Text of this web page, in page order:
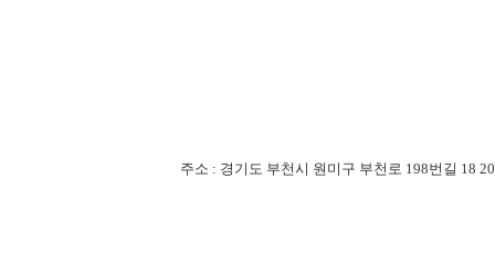
주소 : 경기도 부천시 원미구 부천로 198번길